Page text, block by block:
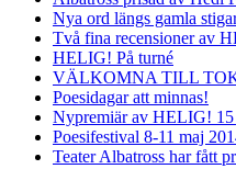
Nya ord längs gamla
Två fina recensioner av
HELIG! På turné
VÄLKOMNA TILL
Poesidagar att minnas!
Nypremiär av HELIG!
Poesifestival 8-11 maj
Teater Albatross har fått